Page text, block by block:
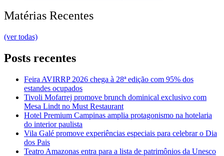
Matérias Recentes
(ver todas)
Posts recentes
Feira AVIRRP 2026 chega à 28ª edição com 95% dos
estandes ocupados
Tivoli Mofarrej promove brunch dominical exclusivo com
Mesa Lindt no Must Restaurant
Hotel Premium Campinas amplia protagonismo na hotelaria
do interior paulista
Vila Galé promove experiências especiais para celebrar o Dia
dos Pais
Teatro Amazonas entra para a lista de patrimônios da Unesco